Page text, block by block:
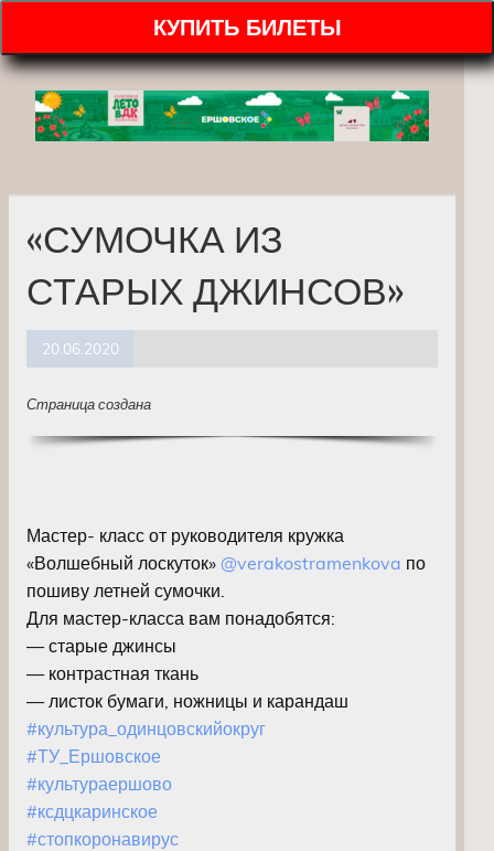
КУПИТЬ БИЛЕТЫ
«СУМОЧКА ИЗ
СТАРЫХ ДЖИНСОВ»
20.06.2020
Страница создана
Мастер- класс от руководителя кружка
«Волшебный лоскуток» @verakostramenkova по
пошиву летней сумочки.
Для мастер-класса вам понадобятся:
— старые джинсы
— контрастная ткань
— листок бумаги, ножницы и карандаш
#культура_одинцовскийокруг
#ТУ_Ершовское
#культураершово
#ксдцкаринское
#стопкоронавирус